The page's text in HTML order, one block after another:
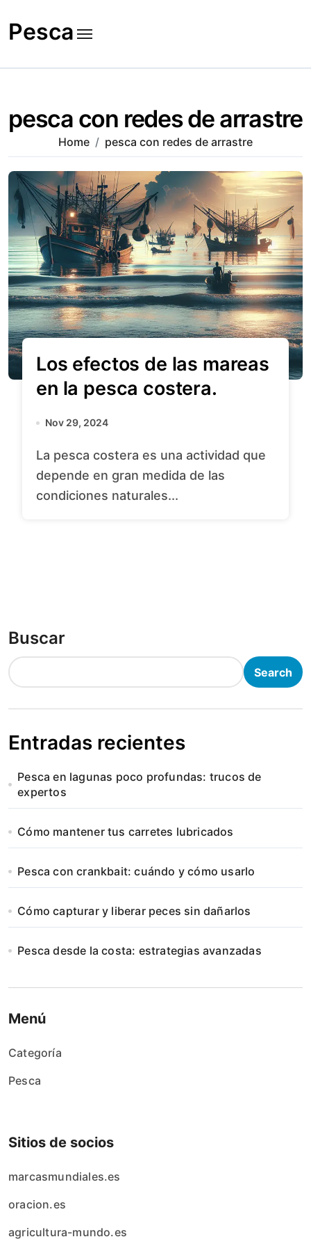
to
content
Pesca
pesca con redes de arrastre
Home pesca con redes de arrastre
Los efectos de las mareas
en la pesca costera.
Nov 29, 2024
La pesca costera es una actividad que
depende en gran medida de las
condiciones naturales...
Buscar
Search
Entradas recientes
Pesca en lagunas poco profundas: trucos de
expertos
Cómo mantener tus carretes lubricados
Pesca con crankbait: cuándo y cómo usarlo
Cómo capturar y liberar peces sin dañarlos
Pesca desde la costa: estrategias avanzadas
Menú
Categoría
Pesca
Sitios de socios
marcasmundiales.es
oracion.es
agricultura-mundo.es